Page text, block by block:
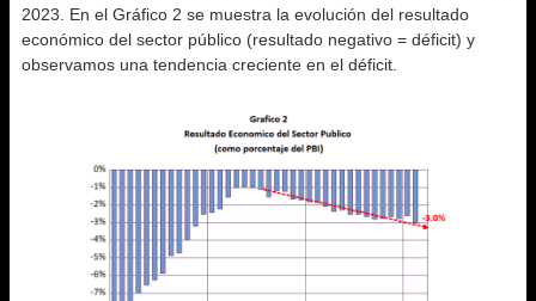
2023. En el Gráfico 2 se muestra la evolución del resultado
económico del sector público (resultado negativo = déficit) y
observamos una tendencia creciente en el déficit.